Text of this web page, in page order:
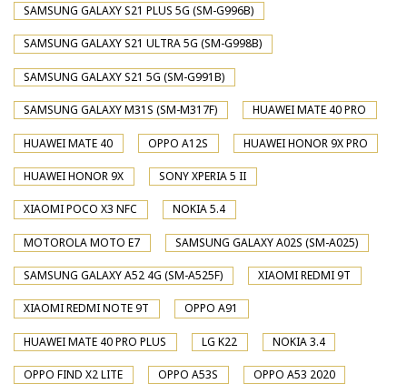
SAMSUNG GALAXY S21 PLUS 5G (SM-G996B)
SAMSUNG GALAXY S21 ULTRA 5G (SM-G998B)
SAMSUNG GALAXY S21 5G (SM-G991B)
SAMSUNG GALAXY M31S (SM-M317F) HUAWEI MATE 40 PRO
HUAWEI MATE 40 OPPO A12S HUAWEI HONOR 9X PRO
HUAWEI HONOR 9X SONY XPERIA 5 II
XIAOMI POCO X3 NFC NOKIA 5.4
MOTOROLA MOTO E7 SAMSUNG GALAXY A02S (SM-A025)
SAMSUNG GALAXY A52 4G (SM-A525F) XIAOMI REDMI 9T
XIAOMI REDMI NOTE 9T OPPO A91
HUAWEI MATE 40 PRO PLUS LG K22 NOKIA 3.4
OPPO FIND X2 LITE OPPO A53S OPPO A53 2020